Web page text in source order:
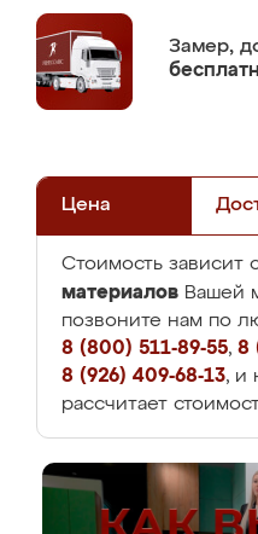
Замер,
Цена
Стоимость зависит
материалов Вашей
позвоните нам по
8 (800) 511-89-55, 8
8 (926) 409-68-13, и
рассчитает